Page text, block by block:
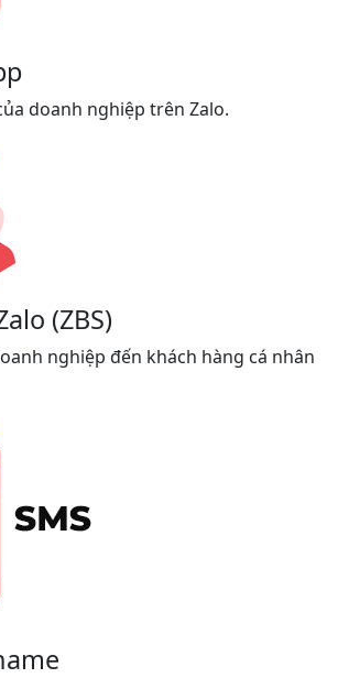
doanh nghiệp trên Zalo.
(ZBS)
nghiệp đến khách hàng cá nhân